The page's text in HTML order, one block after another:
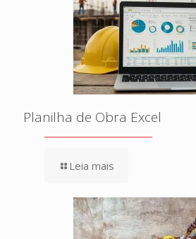
Planilha de Obra Excel
Leia mais